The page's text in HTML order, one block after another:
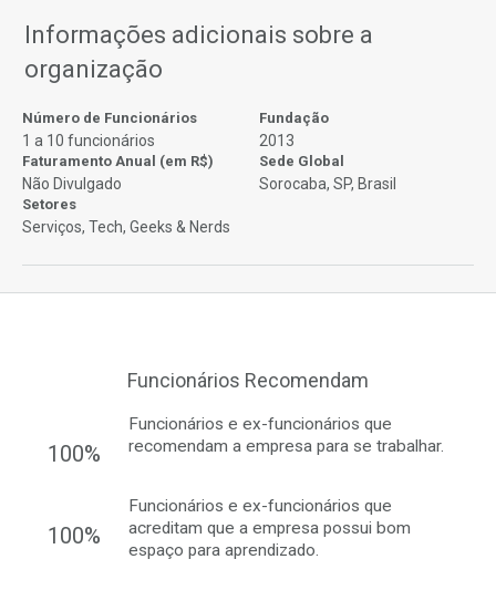
Informações adicionais sobre a
organização
Número de Funcionários
1 a 10 funcionários
Fundação
2013
Faturamento Anual (em R$)
Não Divulgado
Sede Global
Sorocaba, SP, Brasil
Setores
Serviços, Tech, Geeks & Nerds
Funcionários Recomendam
100%
Funcionários e ex-funcionários que
recomendam a empresa para se trabalhar.
100%
Funcionários e ex-funcionários que
acreditam que a empresa possui bom
espaço para aprendizado.